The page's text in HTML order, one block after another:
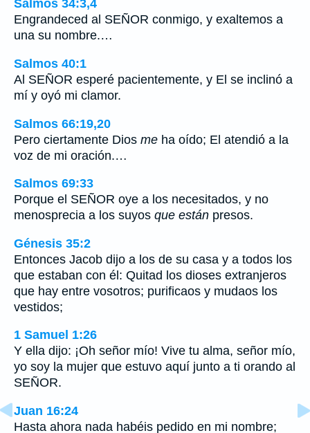
Salmos 34:3,4
Engrandeced al SEÑOR conmigo, y exaltemos a
una su nombre.…
Salmos 40:1
Al SEÑOR esperé pacientemente, y El se inclinó a
mí y oyó mi clamor.
Salmos 66:19,20
Pero ciertamente Dios me ha oído; El atendió a la
voz de mi oración.…
Salmos 69:33
Porque el SEÑOR oye a los necesitados, y no
menosprecia a los suyos que están presos.
Génesis 35:2
Entonces Jacob dijo a los de su casa y a todos los
que estaban con él: Quitad los dioses extranjeros
que hay entre vosotros; purificaos y mudaos los
vestidos;
1 Samuel 1:26
Y ella dijo: ¡Oh señor mío! Vive tu alma, señor mío,
yo soy la mujer que estuvo aquí junto a ti orando al
SEÑOR.
Juan 16:24
Hasta ahora nada habéis pedido en mi nombre;